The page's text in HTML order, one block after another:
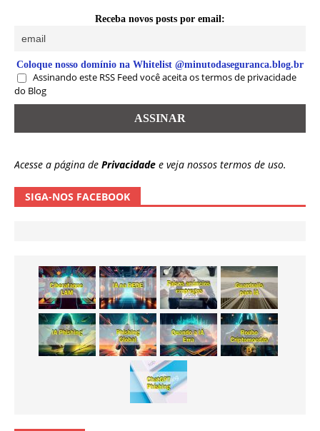
Receba novos posts por email:
Coloque nosso domínio na Whitelist @minutodaseguranca.blog.br
Assinando este RSS Feed você aceita os termos de privacidade
do Blog
Acesse a página de Privacidade e veja nossos termos de uso.
SIGA-NOS FACEBOOK